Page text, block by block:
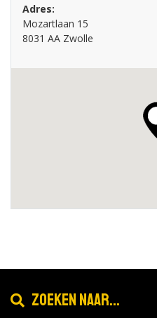
Adres:
Mozartlaan 15
8031 AA Zwolle
Zoeken naar...